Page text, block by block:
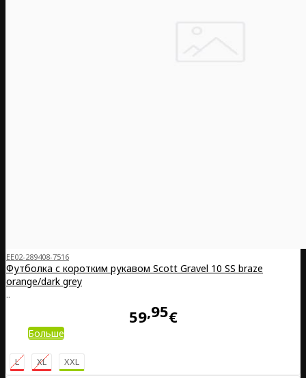
EE02-289408-7516
Футболка с коротким рукавом Scott Gravel 10 SS braze
orange/dark grey
..
59 95€
Больше
L XL XXL